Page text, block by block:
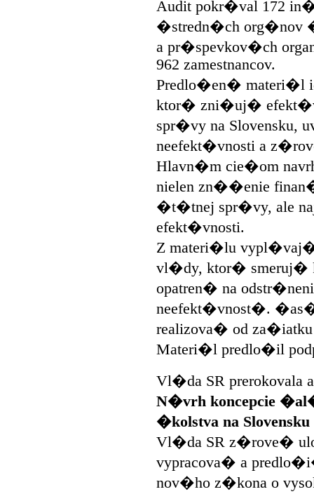
Audit pokr�val 172
�stredn�ch org�nov
a pr�spevkov�ch
962 zamestnancov.
Predlo�en� materi�l
ktor� zni�uj�
spr�vy na Slovensku,
neefekt�vnosti a
Hlavn�m cie�om
nielen zn��enie
�t�tnej spr�vy, ale
efekt�vnosti.
Z materi�lu
vl�dy, ktor� smeruj�
opatren� na
neefekt�vnost�. �as�
realizova� od
Materi�l predlo�il
Vl�da SR prerokovala
N�vrh koncepcie
�kolstva na
Vl�da SR z�rove�
vypracova� a
nov�ho z�kona o